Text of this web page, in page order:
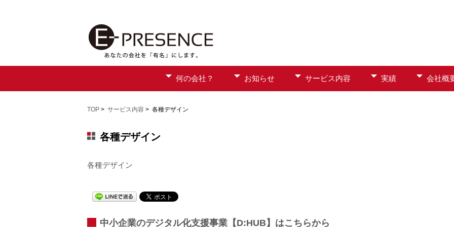
何の会社？ お知らせ サービス内容 実績 会社概
TOP > サービス内容 > 各種デザイン
各種デザイン
各種デザイン
中小企業のデジタル化支援事業【D:HUB】はこちらから